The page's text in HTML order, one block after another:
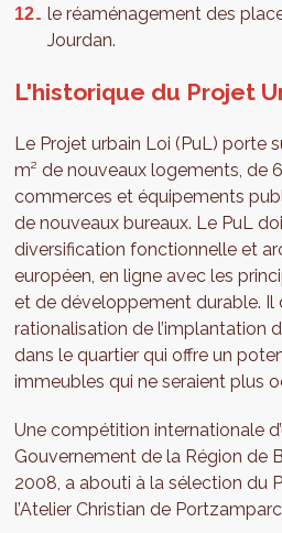
le réaménagement des
Jourdan.
L'historique du Projet
Le Projet urbain Loi (PuL) porte
m² de nouveaux logements, de
commerces et équipements
de nouveaux bureaux. Le PuL
diversification fonctionnelle et
européen, en ligne avec les
et de développement durable. Il
rationalisation de l’implantation
dans le quartier qui offre un
immeubles qui ne seraient plus
Une compétition internationale
Gouvernement de la Région de
2008, a abouti à la sélection du
l’Atelier Christian de